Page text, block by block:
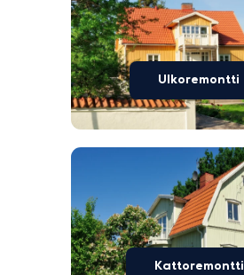
Ulkoremontti
Kattoremontti